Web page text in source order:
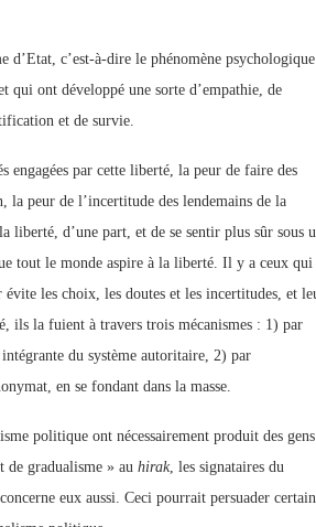
c’est-à-dire le phénomène psychologique
qui ont développé une sorte d’empathie, de
et de survie.
engagées par cette liberté, la peur de faire des
la peur de l’incertitude des lendemains de la
liberté, d’une part, et de se sentir plus sûr sous
tout le monde aspire à la liberté. Il y a ceux qui
les choix, les doutes et les incertitudes, et
ils la fuient à travers trois mécanismes : 1) par
du système autoritaire, 2) par
en se fondant dans la masse.
politique ont nécessairement produit des gens
de gradualisme » au hirak, les signataires du
eux aussi. Ceci pourrait persuader